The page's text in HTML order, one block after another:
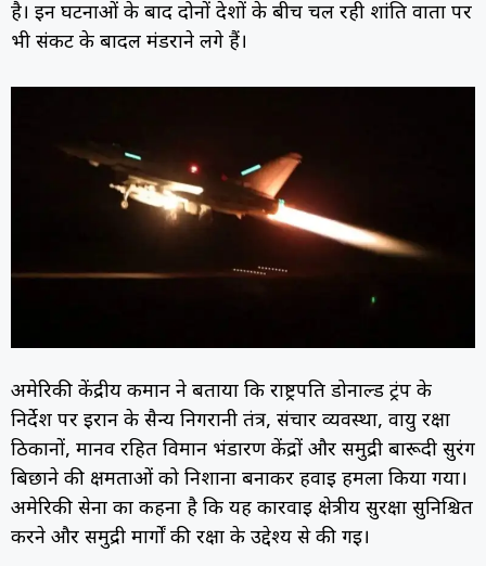
है। इन घटनाओं के बाद दोनों देशों के बीच चल रही शांति वार्ता पर
भी संकट के बादल मंडराने लगे हैं।
अमेरिकी केंद्रीय कमान ने बताया कि राष्ट्रपति डोनाल्ड ट्रंप के
निर्देश पर ईरान के सैन्य निगरानी तंत्र, संचार व्यवस्था, वायु रक्षा
ठिकानों, मानव रहित विमान भंडारण केंद्रों और समुद्री बारूदी सुरंग
बिछाने की क्षमताओं को निशाना बनाकर हवाई हमला किया गया।
अमेरिकी सेना का कहना है कि यह कार्रवाई क्षेत्रीय सुरक्षा सुनिश्चित
करने और समुद्री मार्गों की रक्षा के उद्देश्य से की गई।